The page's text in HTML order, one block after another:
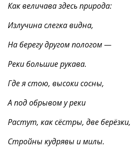
Как величава здесь природа:
Излучина слегка видна,
На берегу другом пологом —
Реки большие рукава.
Где я стою, высоки сосны,
А под обрывом у реки
Растут, как сёстры, две берёзки,
Стройны кудрявы и милы.